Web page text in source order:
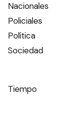
Nacionales
Policiales
Política
Sociedad
Tiempo